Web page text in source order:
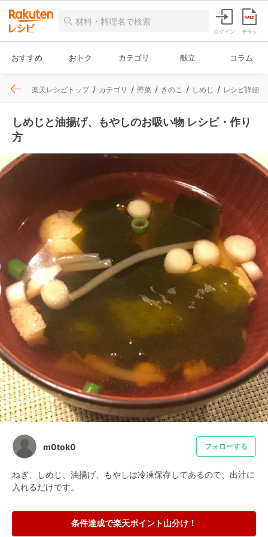
ログイン チラシ
おすすめ おトク カテゴリ 献立 コラム
楽天レシピトップ カテゴリ 野菜 きのこ しめじ レシピ詳細
しめじと油揚げ、もやしのお吸い物 レシピ・作り
方
m0tok0 フォローする
ねぎ、しめじ、油揚げ、もやしは冷凍保存してあるので、出汁に
入れるだけです。
条件達成で楽天ポイント山分け！